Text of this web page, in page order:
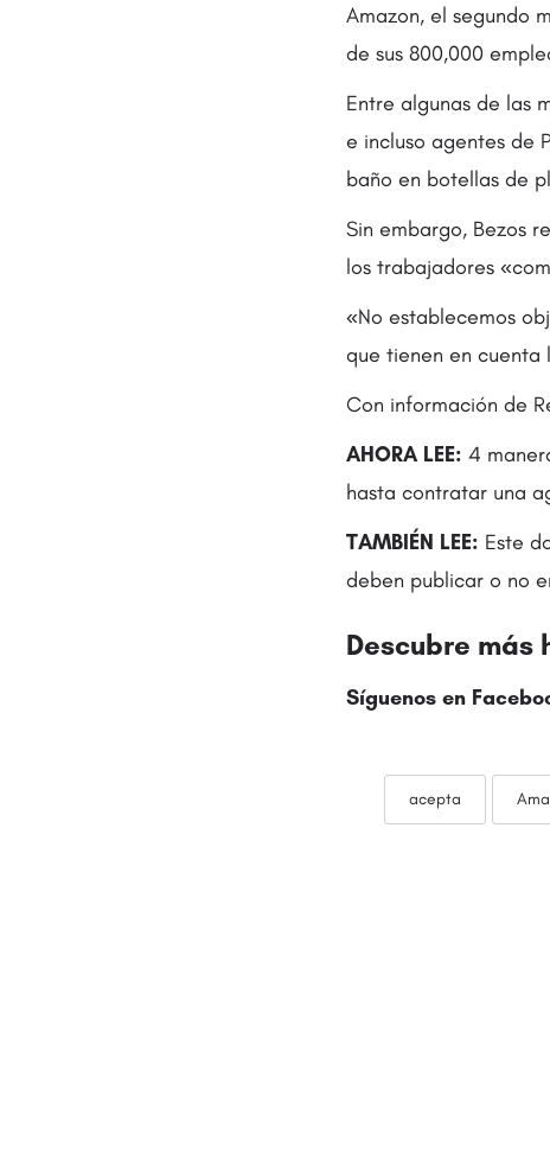
Amazon, el segundo
de sus 800,000
Entre algunas de las
e incluso agentes de
baño en botellas de
Sin embargo, Bezos
los trabajadores
«No establecemos
que tienen en cuenta
Con información de
AHORA LEE: 4
hasta contratar una
TAMBIÉN LEE: Este
deben publicar o no
Descubre más
Síguenos en
acepta